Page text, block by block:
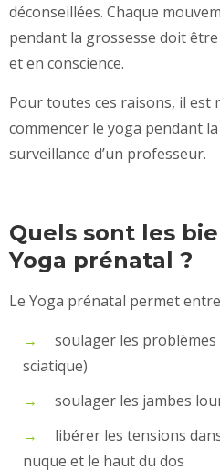
déconseillées. Chaque
pendant la grossesse doit
et en conscience.
Pour toutes ces raisons, il est
commencer le yoga pendant
surveillance d’un professeur.
Quels sont les
Yoga prénatal ?
Le Yoga prénatal permet
soulager les problèmes
sciatique)
soulager les jambes
libérer les tensions
nuque et le haut du dos